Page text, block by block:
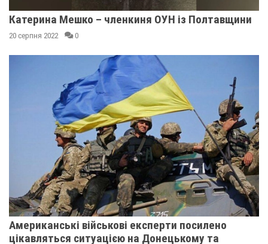
Катерина Мешко – членкиня ОУН із Полтавщини
20 серпня 2022 0
Американські військові експерти посилено
цікавляться ситуацією на Донецькому та